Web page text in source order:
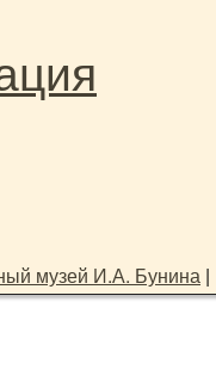
музей И.А. Бунина |